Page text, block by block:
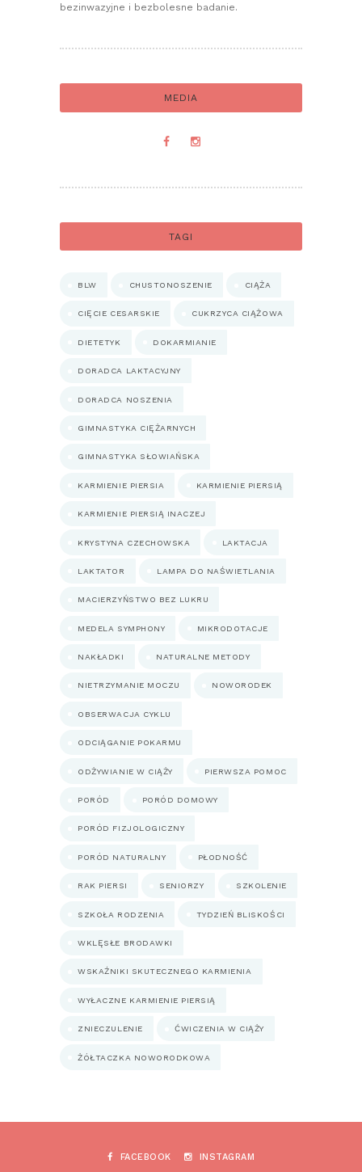
bezinwazyjne i bezbolesne badanie.
MEDIA
TAGI
BLW CHUSTONOSZENIE CIĄŻA
CIĘCIE CESARSKIE CUKRZYCA CIĄŻOWA
DIETETYK DOKARMIANIE
DORADCA LAKTACYJNY
DORADCA NOSZENIA
GIMNASTYKA CIĘŻARNYCH
GIMNASTYKA SŁOWIAŃSKA
KARMIENIE PIERSIA KARMIENIE PIERSIĄ
KARMIENIE PIERSIĄ INACZEJ
KRYSTYNA CZECHOWSKA LAKTACJA
LAKTATOR LAMPA DO NAŚWIETLANIA
MACIERZYŃSTWO BEZ LUKRU
MEDELA SYMPHONY MIKRODOTACJE
NAKŁADKI NATURALNE METODY
NIETRZYMANIE MOCZU NOWORODEK
OBSERWACJA CYKLU
ODCIĄGANIE POKARMU
ODŻYWIANIE W CIĄŻY PIERWSZA POMOC
PORÓD PORÓD DOMOWY
PORÓD FIZJOLOGICZNY
PORÓD NATURALNY PŁODNOŚĆ
RAK PIERSI SENIORZY SZKOLENIE
SZKOŁA RODZENIA TYDZIEŃ BLISKOŚCI
WKLĘSŁE BRODAWKI
WSKAŹNIKI SKUTECZNEGO KARMIENIA
WYŁACZNE KARMIENIE PIERSIĄ
ZNIECZULENIE ĆWICZENIA W CIĄŻY
ŻÓŁTACZKA NOWORODKOWA
FACEBOOK INSTAGRAM